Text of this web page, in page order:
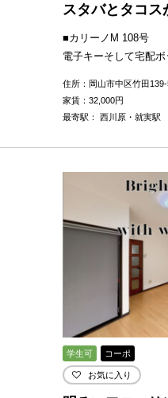
スタバとタコ
■カリーノM 108号
電子キーそして宅配
住所：岡山市中区竹田
家賃： 32,000円
最寄駅： 西川原・就実駅
学生可 コーポ
お気に入り